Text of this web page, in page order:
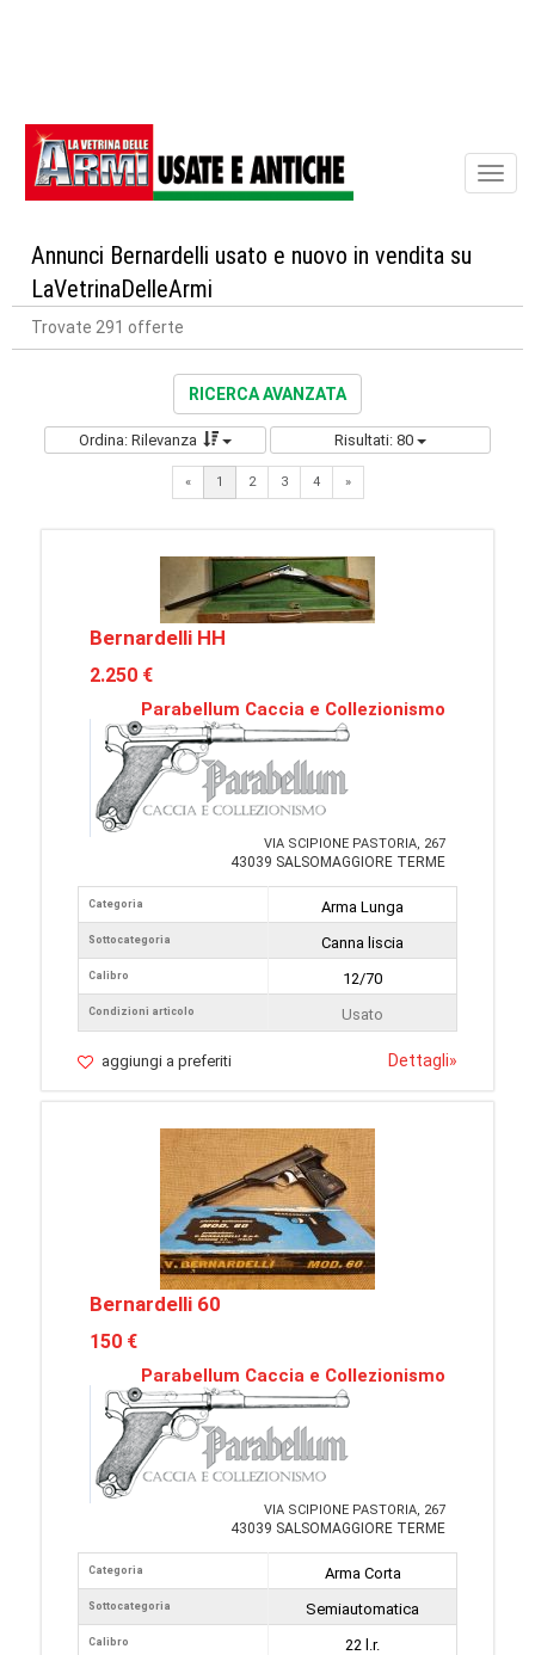
Annunci Bernardelli usato e nuovo in vendita su
LaVetrinaDelleArmi
Trovate 291 offerte
RICERCA AVANZATA
Ordina: Rilevanza Risultati: 80
« 1 2 3 4 »Next
Bernardelli HH
2.250 €
Parabellum Caccia e Collezionismo
VIA SCIPIONE PASTORIA, 267
43039 SALSOMAGGIORE TERME
Categoria
Sottocategoria
Calibro
Condizioni articolo
Arma Lunga
Canna liscia
12/70
Usato
aggiungi a preferiti Dettagli»
Bernardelli 60
150 €
Parabellum Caccia e Collezionismo
VIA SCIPIONE PASTORIA, 267
43039 SALSOMAGGIORE TERME
Categoria
Sottocategoria
Calibro
Arma Corta
Semiautomatica
22 l.r.